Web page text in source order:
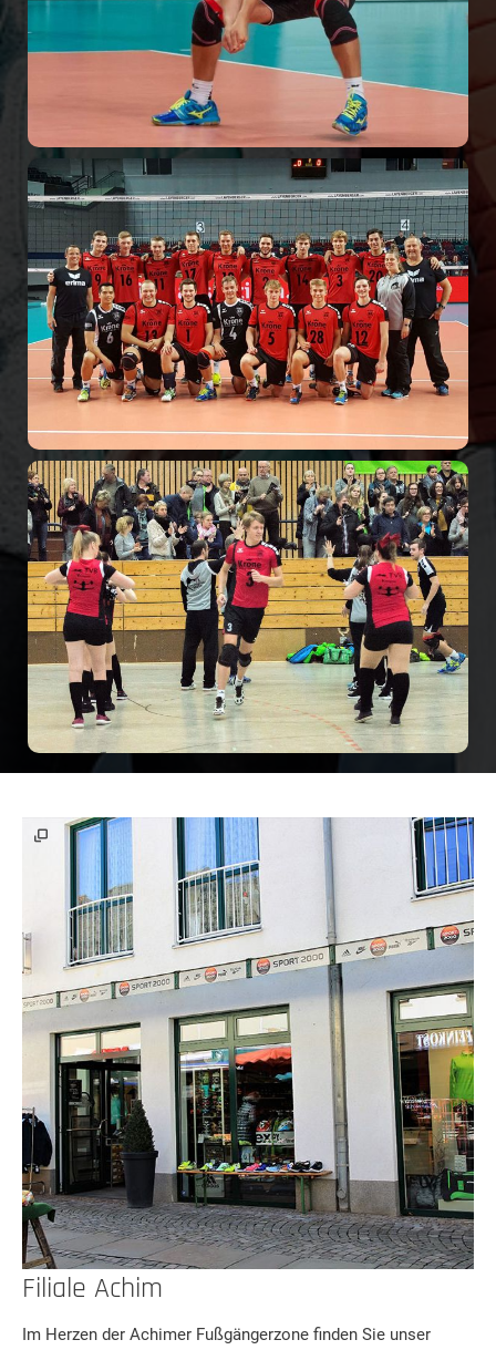
Filiale Achim
Im Herzen der Achimer Fußgängerzone finden Sie unser